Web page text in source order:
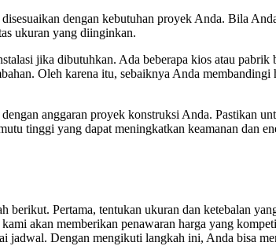
dengan kebutuhan proyek Anda. Bila
ukuran yang diinginkan.
jika dibutuhkan. Ada beberapa kios atau pabrik
Oleh karena itu, sebaiknya Anda membandingi
anggaran proyek konstruksi Anda. Pastikan
tinggi yang dapat meningkatkan keamanan dan
Pertama, tentukan ukuran dan ketebalan
akan memberikan penawaran harga yang
jadwal. Dengan mengikuti langkah ini, Anda bisa